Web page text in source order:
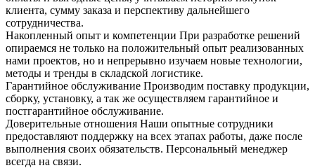
клиента, сумму заказа и перспективу дальнейшего
сотрудничества.
Накопленный опыт и компетенции При разработке решений
опираемся не только на положительный опыт реализованных
нами проектов, но и непрерывно изучаем новые технологии,
методы и тренды в складской логистике.
Гарантийное обслуживание Производим поставку продукции,
сборку, установку, а так же осуществляем гарантийное и
постгарантийное обслуживание.
Доверительные отношения Наши опытные сотрудники
предоставляют поддержку на всех этапах работы, даже после
выполнения своих обязательств. Персональный менеджер
всегда на связи.